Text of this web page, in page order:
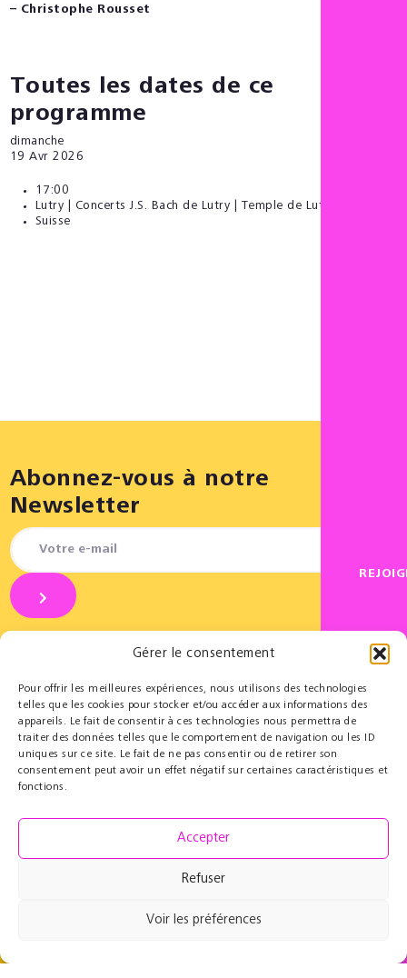
Gérer le consentement
Pour offrir les meilleures expériences, nous utilisons des technologies
telles que les cookies pour stocker et/ou accéder aux informations des
appareils. Le fait de consentir à ces technologies nous permettra de
traiter des données telles que le comportement de navigation ou les ID
uniques sur ce site. Le fait de ne pas consentir ou de retirer son
consentement peut avoir un effet négatif sur certaines caractéristiques et
fonctions.
Accepter
Refuser
Voir les préférences
– Christophe Rousset
Toutes les dates de ce
programme
dimanche
19 Avr 2026
17:00
Lutry | Concerts J.S. Bach de Lutry | Temple de Lutry
Suisse
Abonnez-vous à notre
Newsletter
Partenaires
Le Cercle des Mécènes
Partenaires institutionnels
Nous soutenir
Éducatif
Résidences pédagogiques
t@lenschool
Grand Parcours Sonore
Contact